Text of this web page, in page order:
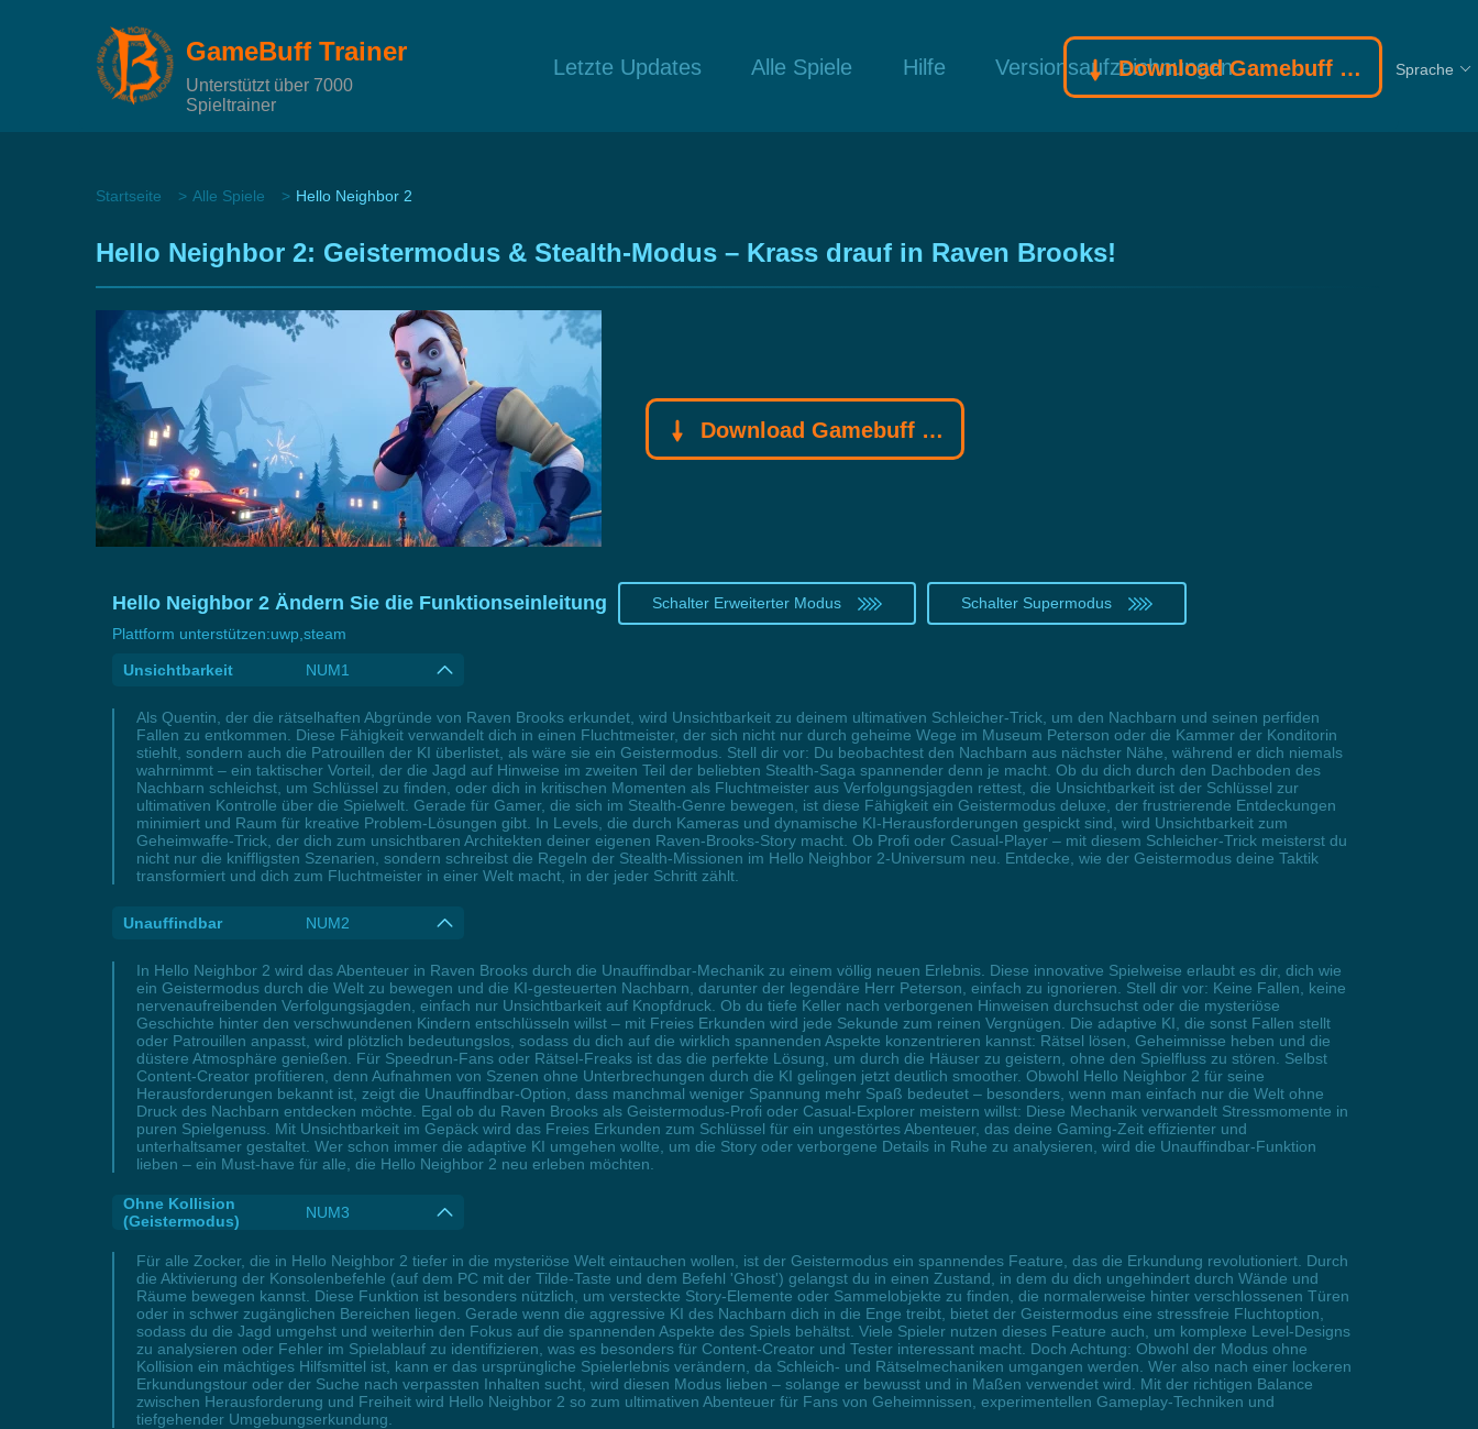
GameBuff Trainer
Unterstützt über 7000
Spieltrainer
Letzte Updates Alle Spiele Hilfe Versionsaufzeichnungen
Download Gamebuff Trainer Sprache
Startseite Alle Spiele Hello Neighbor 2
Hello Neighbor 2: Geistermodus & Stealth-Modus – Krass drauf in Raven Brooks!
Download Gamebuff Trainer
Hello Neighbor 2 Ändern Sie die Funktionseinleitung Schalter Erweiterter Modus
Schalter Supermodus
Plattform unterstützen:uwp,steam
Unsichtbarkeit NUM1
Als Quentin, der die rätselhaften Abgründe von Raven Brooks erkundet, wird Unsichtbarkeit zu deinem ultimativen Schleicher-Trick, um den Nachbarn und seinen perfiden
Fallen zu entkommen. Diese Fähigkeit verwandelt dich in einen Fluchtmeister, der sich nicht nur durch geheime Wege im Museum Peterson oder die Kammer der Konditorin
stiehlt, sondern auch die Patrouillen der KI überlistet, als wäre sie ein Geistermodus. Stell dir vor: Du beobachtest den Nachbarn aus nächster Nähe, während er dich niemals
wahrnimmt – ein taktischer Vorteil, der die Jagd auf Hinweise im zweiten Teil der beliebten Stealth-Saga spannender denn je macht. Ob du dich durch den Dachboden des
Nachbarn schleichst, um Schlüssel zu finden, oder dich in kritischen Momenten als Fluchtmeister aus Verfolgungsjagden rettest, die Unsichtbarkeit ist der Schlüssel zur
ultimativen Kontrolle über die Spielwelt. Gerade für Gamer, die sich im Stealth-Genre bewegen, ist diese Fähigkeit ein Geistermodus deluxe, der frustrierende Entdeckungen
minimiert und Raum für kreative Problem-Lösungen gibt. In Levels, die durch Kameras und dynamische KI-Herausforderungen gespickt sind, wird Unsichtbarkeit zum
Geheimwaffe-Trick, der dich zum unsichtbaren Architekten deiner eigenen Raven-Brooks-Story macht. Ob Profi oder Casual-Player – mit diesem Schleicher-Trick meisterst du
nicht nur die kniffligsten Szenarien, sondern schreibst die Regeln der Stealth-Missionen im Hello Neighbor 2-Universum neu. Entdecke, wie der Geistermodus deine Taktik
transformiert und dich zum Fluchtmeister in einer Welt macht, in der jeder Schritt zählt.
Unauffindbar NUM2
In Hello Neighbor 2 wird das Abenteuer in Raven Brooks durch die Unauffindbar-Mechanik zu einem völlig neuen Erlebnis. Diese innovative Spielweise erlaubt es dir, dich wie
ein Geistermodus durch die Welt zu bewegen und die KI-gesteuerten Nachbarn, darunter der legendäre Herr Peterson, einfach zu ignorieren. Stell dir vor: Keine Fallen, keine
nervenaufreibenden Verfolgungsjagden, einfach nur Unsichtbarkeit auf Knopfdruck. Ob du tiefe Keller nach verborgenen Hinweisen durchsuchst oder die mysteriöse
Geschichte hinter den verschwundenen Kindern entschlüsseln willst – mit Freies Erkunden wird jede Sekunde zum reinen Vergnügen. Die adaptive KI, die sonst Fallen stellt
oder Patrouillen anpasst, wird plötzlich bedeutungslos, sodass du dich auf die wirklich spannenden Aspekte konzentrieren kannst: Rätsel lösen, Geheimnisse heben und die
düstere Atmosphäre genießen. Für Speedrun-Fans oder Rätsel-Freaks ist das die perfekte Lösung, um durch die Häuser zu geistern, ohne den Spielfluss zu stören. Selbst
Content-Creator profitieren, denn Aufnahmen von Szenen ohne Unterbrechungen durch die KI gelingen jetzt deutlich smoother. Obwohl Hello Neighbor 2 für seine
Herausforderungen bekannt ist, zeigt die Unauffindbar-Option, dass manchmal weniger Spannung mehr Spaß bedeutet – besonders, wenn man einfach nur die Welt ohne
Druck des Nachbarn entdecken möchte. Egal ob du Raven Brooks als Geistermodus-Profi oder Casual-Explorer meistern willst: Diese Mechanik verwandelt Stressmomente in
puren Spielgenuss. Mit Unsichtbarkeit im Gepäck wird das Freies Erkunden zum Schlüssel für ein ungestörtes Abenteuer, das deine Gaming-Zeit effizienter und
unterhaltsamer gestaltet. Wer schon immer die adaptive KI umgehen wollte, um die Story oder verborgene Details in Ruhe zu analysieren, wird die Unauffindbar-Funktion
lieben – ein Must-have für alle, die Hello Neighbor 2 neu erleben möchten.
Ohne Kollision
(Geistermodus)
NUM3
Für alle Zocker, die in Hello Neighbor 2 tiefer in die mysteriöse Welt eintauchen wollen, ist der Geistermodus ein spannendes Feature, das die Erkundung revolutioniert. Durch
die Aktivierung der Konsolenbefehle (auf dem PC mit der Tilde-Taste und dem Befehl 'Ghost') gelangst du in einen Zustand, in dem du dich ungehindert durch Wände und
Räume bewegen kannst. Diese Funktion ist besonders nützlich, um versteckte Story-Elemente oder Sammelobjekte zu finden, die normalerweise hinter verschlossenen Türen
oder in schwer zugänglichen Bereichen liegen. Gerade wenn die aggressive KI des Nachbarn dich in die Enge treibt, bietet der Geistermodus eine stressfreie Fluchtoption,
sodass du die Jagd umgehst und weiterhin den Fokus auf die spannenden Aspekte des Spiels behältst. Viele Spieler nutzen dieses Feature auch, um komplexe Level-Designs
zu analysieren oder Fehler im Spielablauf zu identifizieren, was es besonders für Content-Creator und Tester interessant macht. Doch Achtung: Obwohl der Modus ohne
Kollision ein mächtiges Hilfsmittel ist, kann er das ursprüngliche Spielerlebnis verändern, da Schleich- und Rätselmechaniken umgangen werden. Wer also nach einer lockeren
Erkundungstour oder der Suche nach verpassten Inhalten sucht, wird diesen Modus lieben – solange er bewusst und in Maßen verwendet wird. Mit der richtigen Balance
zwischen Herausforderung und Freiheit wird Hello Neighbor 2 so zum ultimativen Abenteuer für Fans von Geheimnissen, experimentellen Gameplay-Techniken und
tiefgehender Umgebungserkundung.